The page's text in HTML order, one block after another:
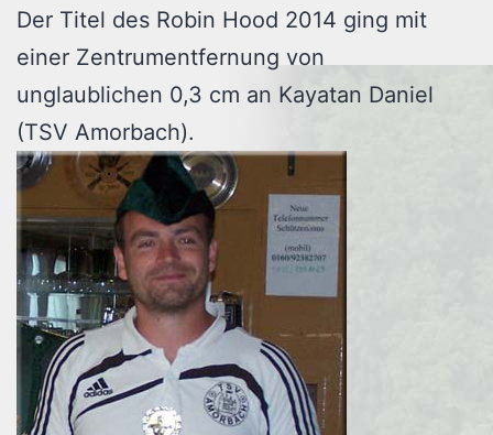
Der Titel des Robin Hood 2014 ging mit
einer Zentrumentfernung von
unglaublichen 0,3 cm an Kayatan Daniel
(TSV Amorbach).